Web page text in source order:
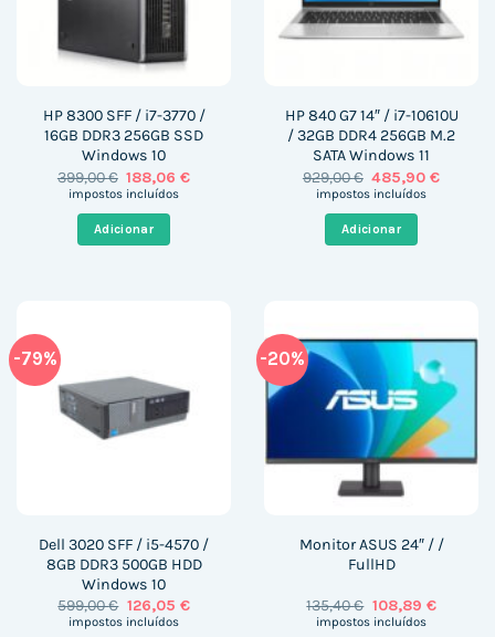
HP 8300 SFF / i7-3770 /
16GB DDR3 256GB SSD
Windows 10
399,00€ O
preço
era:
399,00 €.
188,06€O
impostos incluídos
Adicionar
HP 840 G7 14″ / i7-10610U
/ 32GB DDR4 256GB M.2
SATA Windows 11
929,00€ O
preço
era:
929,00 €.
485,90€O
impostos incluídos
Adicionar
-79%
Dell 3020 SFF / i5-4570 /
8GB DDR3 500GB HDD
Windows 10
599,00€ O
preço
126,05 €O
impostos incluídos
-20%
Monitor ASUS 24″ / /
FullHD
135,40€ O
preço
108,89 €O
impostos incluídos